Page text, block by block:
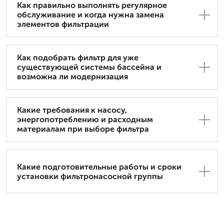
Как правильно выполнять регулярное
обслуживание и когда нужна замена
элементов фильтрации
Как подобрать фильтр для уже
существующей системы бассейна и
возможна ли модернизация
Какие требования к насосу,
энергопотреблению и расходным
материалам при выборе фильтра
Какие подготовительные работы и сроки
установки фильтронасосной группы